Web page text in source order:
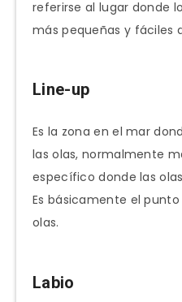
referirse al lugar donde
más pequeñas y fáciles
Line-up
Es la zona en el mar
las olas, normalmente
específico donde las
Es básicamente el
olas.
Labio